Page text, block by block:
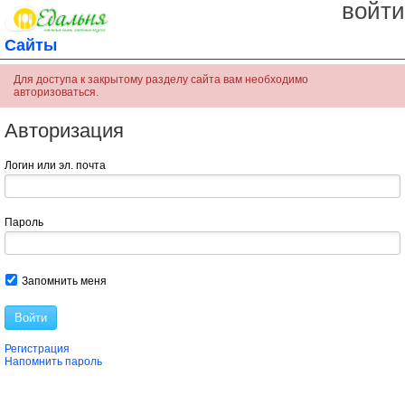
войти
Сайты
Для доступа к закрытому разделу сайта вам необходимо
авторизоваться.
Авторизация
Логин или эл. почта
Пароль
Запомнить меня
Войти
Регистрация
Напомнить пароль